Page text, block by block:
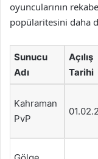
oyuncularının
popülaritesini daha
Sunucu
Adı
Açılış
Tarihi
Kahraman
PvP